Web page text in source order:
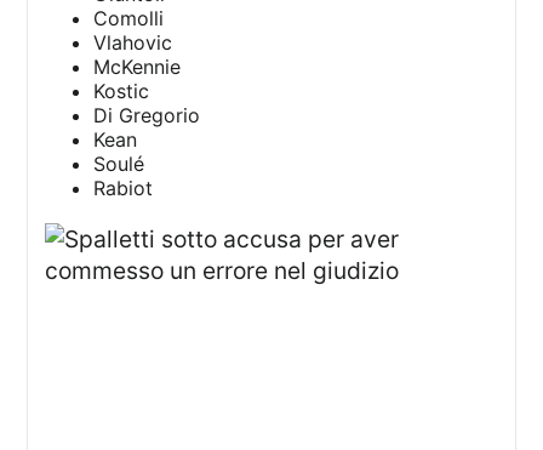
Comolli
Vlahovic
McKennie
Kostic
Di Gregorio
Kean
Soulé
Rabiot